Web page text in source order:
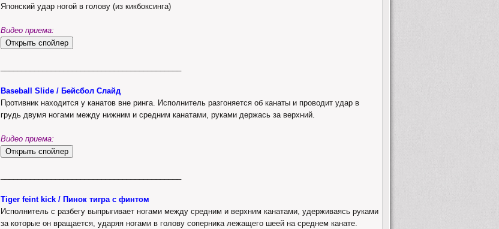
Японский удар ногой в голову (из кикбоксинга)
Видео приема:
Baseball Slide / Бейсбол Слайд
Противник находится у канатов вне ринга. Исполнитель разгоняется об канаты и проводит удар в
грудь двумя ногами между нижним и средним канатами, руками держась за верхний.
Видео приема:
Tiger feint kick / Пинок тигра с финтом
Исполнитель с разбегу выпрыгивает ногами между средним и верхним канатами, удерживаясь руками
за которые он вращается, ударяя ногами в голову соперника лежащего шеей на среднем канате.